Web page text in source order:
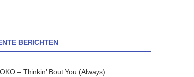
BERICHTEN
– Thinkin’ Bout You (Always)